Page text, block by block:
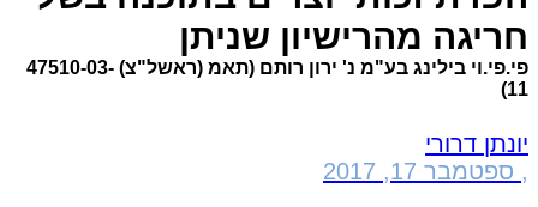
חריגה מהרישיון שניתן
פי.פי.וי בילינג בע"מ נ' ירון רותם (תאמ (ראשל"צ) 47510-03-
11)
יונתן דרורי
, ספטמבר 17, 2017